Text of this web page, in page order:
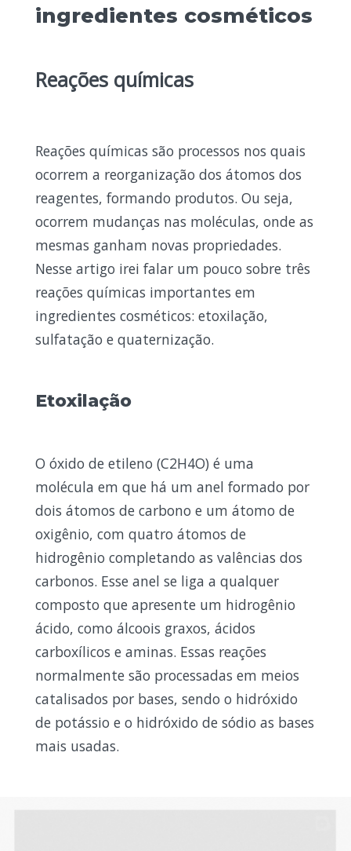
ingredientes cosméticos
Reações químicas
Reações químicas são processos nos quais
ocorrem a reorganização dos átomos dos
reagentes, formando produtos. Ou seja,
ocorrem mudanças nas moléculas, onde as
mesmas ganham novas propriedades.
Nesse artigo irei falar um pouco sobre três
reações químicas importantes em
ingredientes cosméticos: etoxilação,
sulfatação e quaternização.
Etoxilação
O óxido de etileno (C2H4O) é uma
molécula em que há um anel formado por
dois átomos de carbono e um átomo de
oxigênio, com quatro átomos de
hidrogênio completando as valências dos
carbonos. Esse anel se liga a qualquer
composto que apresente um hidrogênio
ácido, como álcoois graxos, ácidos
carboxílicos e aminas. Essas reações
normalmente são processadas em meios
catalisados por bases, sendo o hidróxido
de potássio e o hidróxido de sódio as bases
mais usadas.